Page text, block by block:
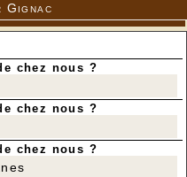
Gignac
chez nous ?
chez nous ?
chez nous ?